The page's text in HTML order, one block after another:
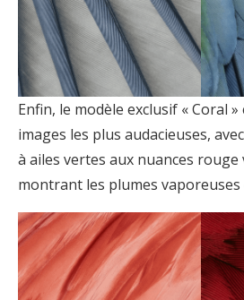
Enfin, le modèle exclusif « Coral
images les plus audacieuses,
à ailes vertes aux nuances
montrant les plumes vaporeuses